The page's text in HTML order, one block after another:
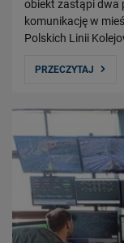
obiekt zastąpi dwa
komunikację w
Polskich Linii
PRZECZYTAJ